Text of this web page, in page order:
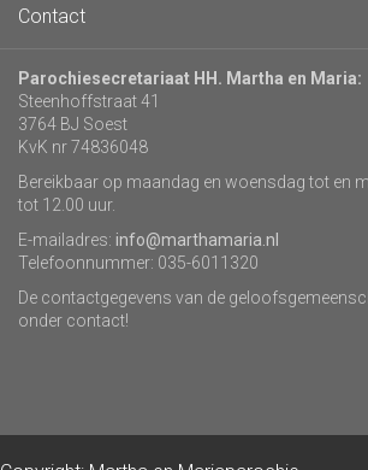
Contact
Parochiesecretariaat HH. Martha en Maria:
Steenhoffstraat 41
3764 BJ Soest
KvK nr 74836048
Bereikbaar op maandag en woensdag tot en
tot 12.00 uur.
E-mailadres: info@marthamaria.nl
Telefoonnummer: 035-6011320
De contactgegevens van de
onder contact!